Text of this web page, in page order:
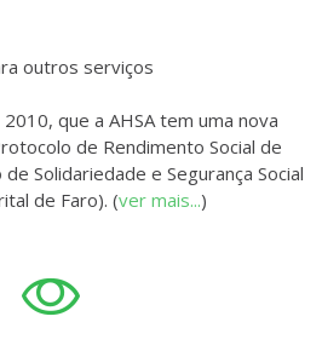
outros serviços
que a AHSA tem uma nova
de Rendimento Social de
Solidariedade e Segurança Social
de Faro). (ver mais...)